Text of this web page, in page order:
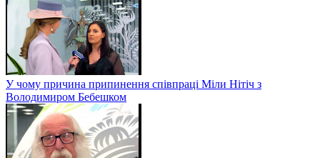
У чому причина припинення співпраці Міли Нітіч з
Володимиром Бебешком